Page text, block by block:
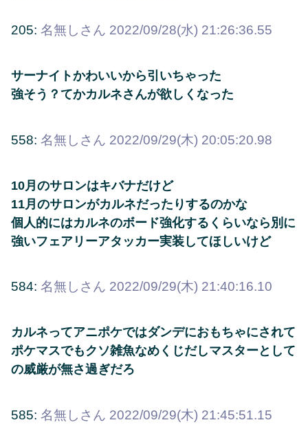
205: 名無しさん 2022/09/28(水) 21:26:36.55
サーナイトかわいいから引いちゃった
強そう？てかカルネさんが欲しくなった
558: 名無しさん 2022/09/29(木) 20:05:20.98
10月のサロンはキバナだけど
11月のサロンがカルネだったりするのかな
個人的にはカルネのボード強化するくらいなら別に
強いフェアリーアタッカー実装してほしいけど
584: 名無しさん 2022/09/29(木) 21:40:16.10
カルネってアニポケではダンデにおもちゃにされて
ポケマスでもクソ雑魚なめくじだしマスターとして
の威厳が無さ過ぎだろ
585: 名無しさん 2022/09/29(木) 21:45:51.15